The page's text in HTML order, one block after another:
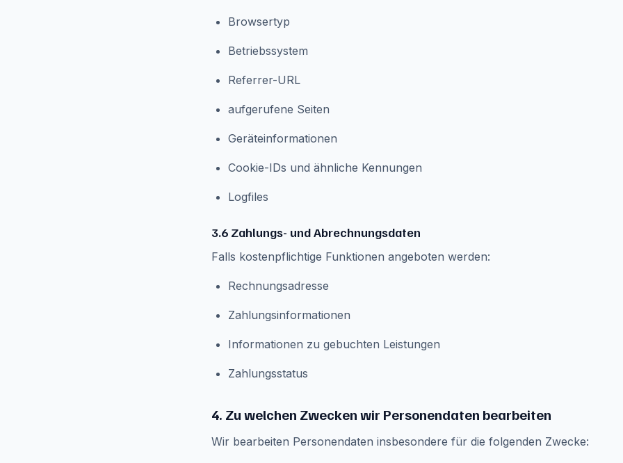
Browsertyp
Betriebssystem
Referrer-URL
aufgerufene Seiten
Geräteinformationen
Cookie-IDs und ähnliche Kennungen
Logfiles
3.6 Zahlungs- und Abrechnungsdaten
Falls kostenpflichtige Funktionen angeboten werden:
Rechnungsadresse
Zahlungsinformationen
Informationen zu gebuchten Leistungen
Zahlungsstatus
4. Zu welchen Zwecken wir Personendaten bearbeiten
Wir bearbeiten Personendaten insbesondere für die folgenden Zwecke: